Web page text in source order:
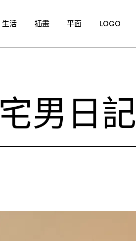
生活 插畫 平面 LOGO
宅男日記